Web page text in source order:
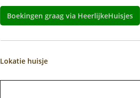
Boekingen graag via HeerlijkeHuisjes
Lokatie huisje